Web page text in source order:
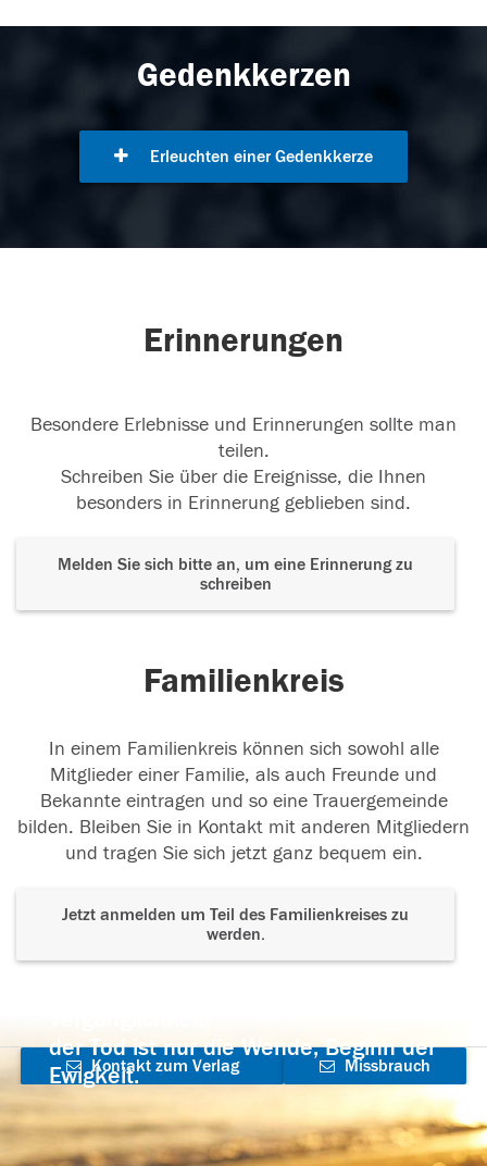
Gedenkkerzen
Erleuchten einer Gedenkkerze
Erinnerungen
Besondere Erlebnisse und Erinnerungen sollte man
teilen.
Schreiben Sie über die Ereignisse, die Ihnen
besonders in Erinnerung geblieben sind.
Melden Sie sich bitte an, um eine Erinnerung zu
schreiben
Familienkreis
In einem Familienkreis können sich sowohl alle
Mitglieder einer Familie, als auch Freunde und
Bekannte eintragen und so eine Trauergemeinde
bilden. Bleiben Sie in Kontakt mit anderen Mitgliedern
und tragen Sie sich jetzt ganz bequem ein.
Jetzt anmelden um Teil des Familienkreises zu
werden.
der Tod ist nur die Wende, Beginn der
Ewigkeit.
Kontakt zum Verlag
aufnehmen
Missbrauch